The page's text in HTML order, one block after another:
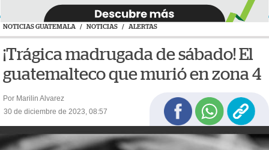
NOTICIAS GUATEMALA / NOTICIAS / ALERTAS
¡Trágica madrugada de sábado! El
guatemalteco que murió en zona 4
Por Marilin Alvarez
30 de diciembre de 2023, 08:57